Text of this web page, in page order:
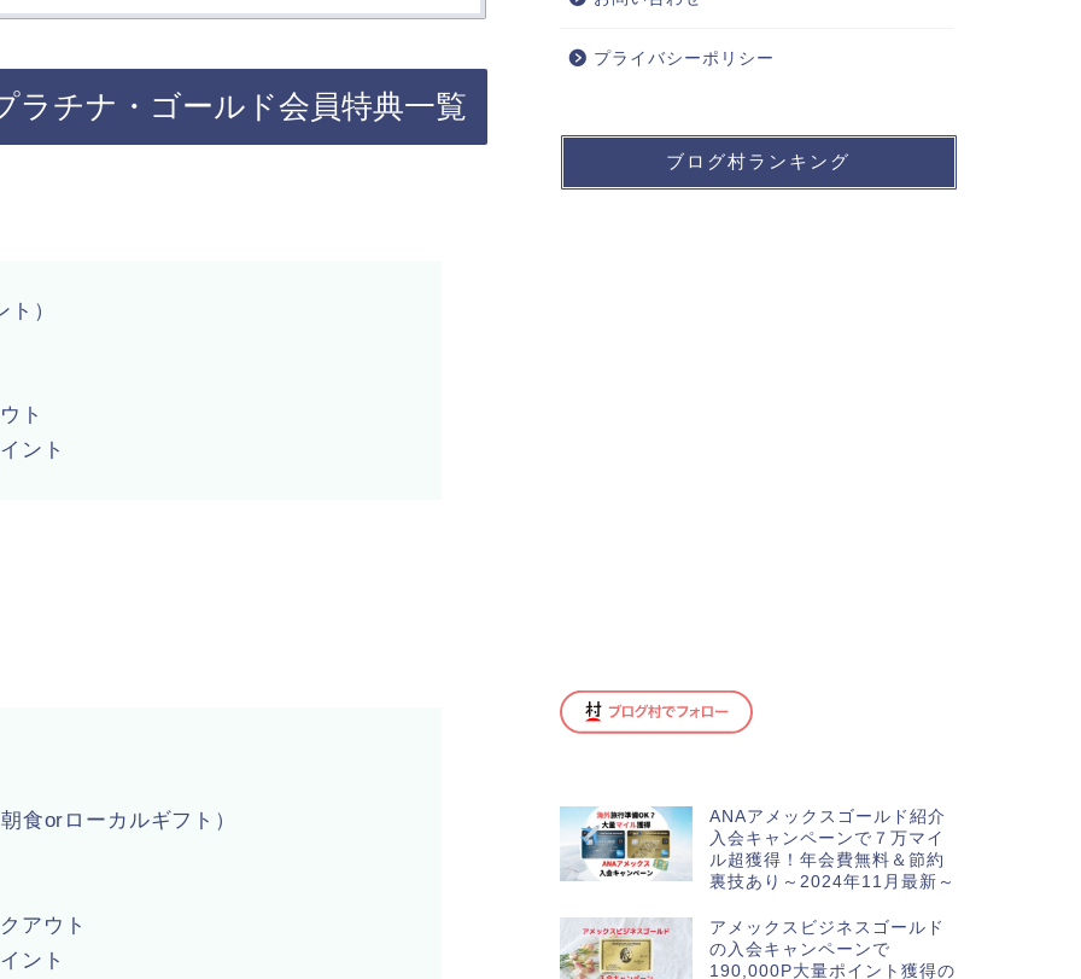
ラチナ・ゴールド会員特典一覧
）
ト
ント
食orローカルギフト）
アウト
ント
プライバシーポリシー
ブログ村ランキング
ANAアメックスゴールド紹介
入会キャンペーンで７万マイ
ル超獲得！年会費無料＆節約
裏技あり～2024年11月最新～
アメックスビジネスゴールド
の入会キャンペーンで
190,000P大量ポイント獲得の